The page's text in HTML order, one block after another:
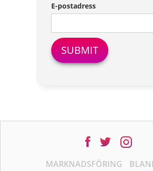
E-postadress
MARKNADSFÖRING